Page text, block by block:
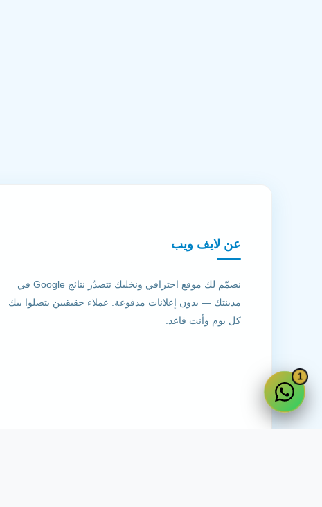
عن لايف ويب
نصمّم لك موقع احترافي ونخليك تتصدّر نتائج Google في
مدينتك — بدون إعلانات مدفوعة. عملاء حقيقيين يتصلوا بيك
كل يوم وأنت قاعد.
1